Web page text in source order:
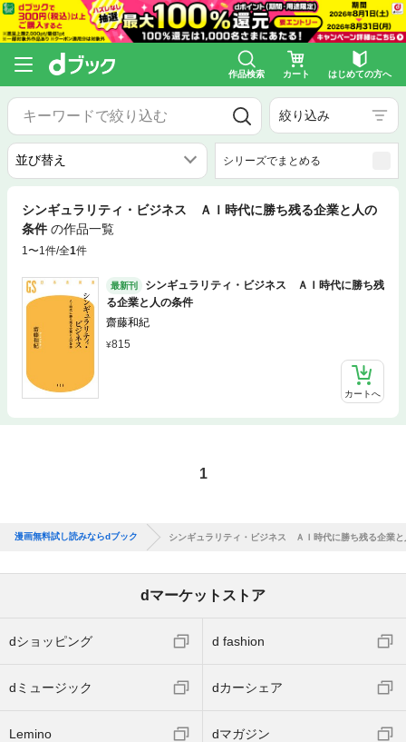
作品検索 カート はじめての方へ
絞り込み
シリーズでまとめる
シンギュラリティ・ビジネス ＡＩ時代に勝ち残る企業と人の
条件 の作品一覧
1〜1件/全1件
最新刊
シンギュラリティ・ビジネス ＡＩ時代に勝ち残
る企業と人の条件
齋藤和紀
815
カートへ
1
漫画無料試し読みならdブック シンギュラリティ・ビジネス ＡＩ時代に勝ち残る企業と
dマーケットストア
dショッピング d fashion
dミュージック dカーシェア
Lemino dマガジン